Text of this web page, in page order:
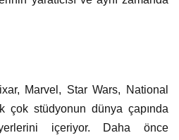
Marvel, Star Wars, National
çok stüdyonun dünya çapında
içeriyor. Daha önce